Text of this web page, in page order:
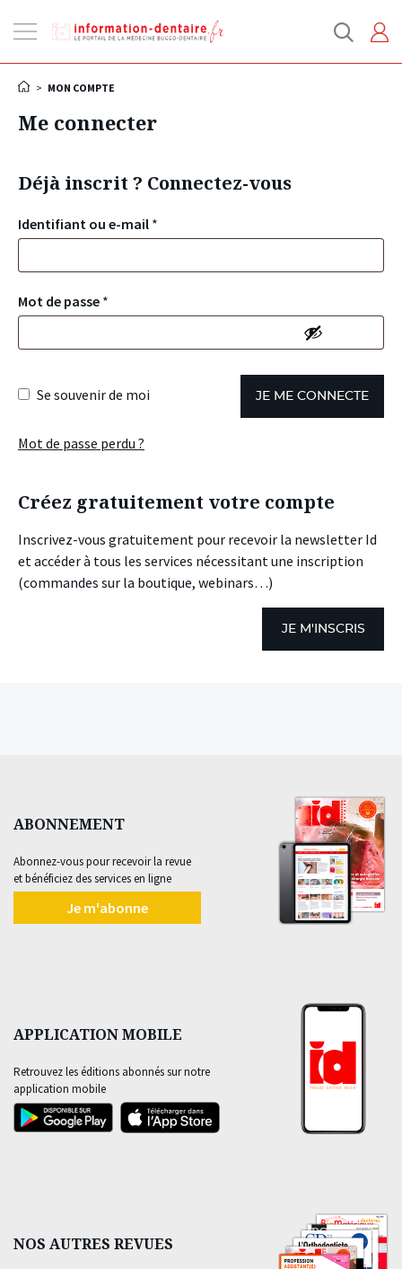
la
> MON COMPTE
Me connecter
Déjà inscrit ? Connectez-vous
Identifiant ou e-mail *
Mot de passe *
Se souvenir de moi JE ME CONNECTE
Mot de passe perdu ?
Créez gratuitement votre compte
Inscrivez-vous gratuitement pour recevoir la newsletter Id
et accéder à tous les services nécessitant une inscription
(commandes sur la boutique, webinars…)
JE M'INSCRIS
ABONNEMENT
Abonnez-vous pour recevoir la revue
et bénéficiez des services en ligne
Je m'abonne
APPLICATION MOBILE
Retrouvez les éditions abonnés sur notre
application mobile
NOS AUTRES REVUES